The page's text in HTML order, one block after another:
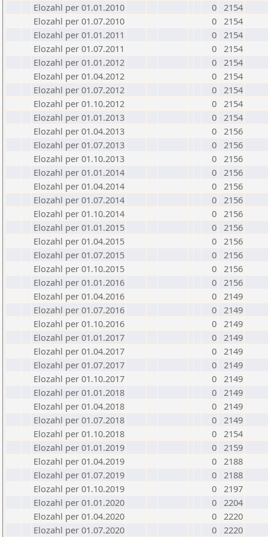
Elozahl per 01.01.2010
0 2154
Elozahl per 01.07.2010
0 2154
Elozahl per 01.01.2011
0 2154
Elozahl per 01.07.2011
0 2154
Elozahl per 01.01.2012
0 2154
Elozahl per 01.04.2012
0 2154
Elozahl per 01.07.2012
0 2154
Elozahl per 01.10.2012
0 2154
Elozahl per 01.01.2013
0 2154
Elozahl per 01.04.2013
0 2156
Elozahl per 01.07.2013
0 2156
Elozahl per 01.10.2013
0 2156
Elozahl per 01.01.2014
0 2156
Elozahl per 01.04.2014
0 2156
Elozahl per 01.07.2014
0 2156
Elozahl per 01.10.2014
0 2156
Elozahl per 01.01.2015
0 2156
Elozahl per 01.04.2015
0 2156
Elozahl per 01.07.2015
0 2156
Elozahl per 01.10.2015
0 2156
Elozahl per 01.01.2016
0 2156
Elozahl per 01.04.2016
0 2149
Elozahl per 01.07.2016
0 2149
Elozahl per 01.10.2016
0 2149
Elozahl per 01.01.2017
0 2149
Elozahl per 01.04.2017
0 2149
Elozahl per 01.07.2017
0 2149
Elozahl per 01.10.2017
0 2149
Elozahl per 01.01.2018
0 2149
Elozahl per 01.04.2018
0 2149
Elozahl per 01.07.2018
0 2149
Elozahl per 01.10.2018
0 2154
Elozahl per 01.01.2019
0 2159
Elozahl per 01.04.2019
0 2188
Elozahl per 01.07.2019
0 2188
Elozahl per 01.10.2019
0 2197
Elozahl per 01.01.2020
0 2204
Elozahl per 01.04.2020
0 2220
Elozahl per 01.07.2020
0 2220